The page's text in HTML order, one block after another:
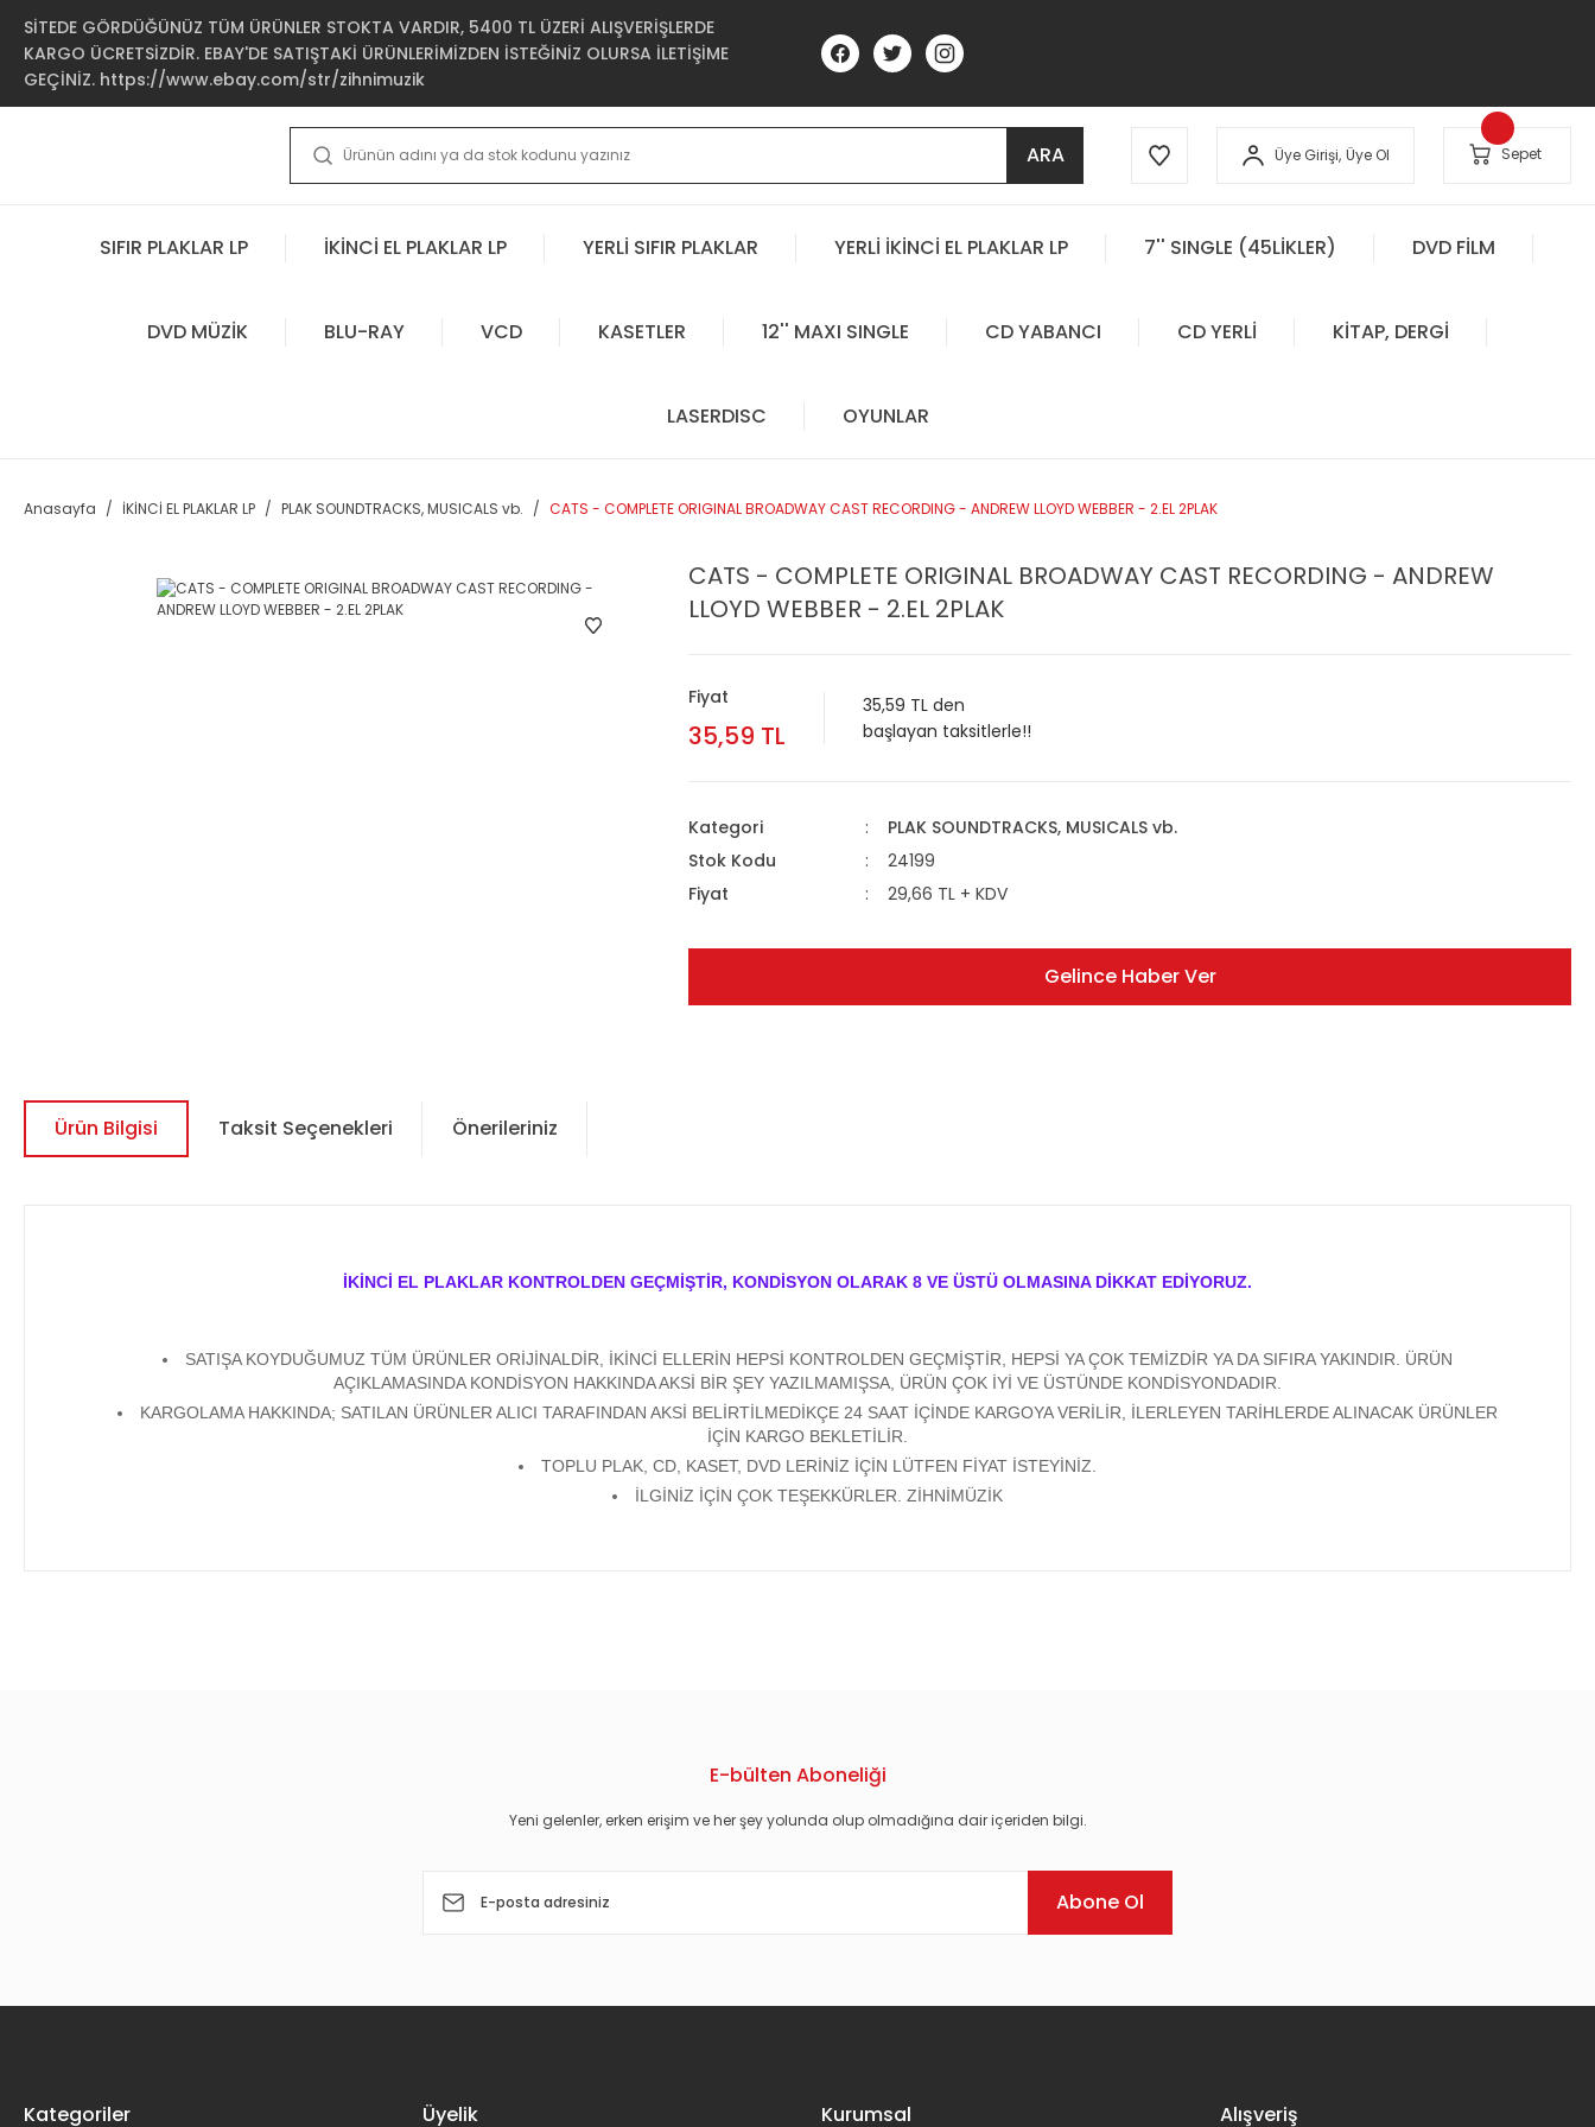
SİTEDE GÖRDÜĞÜNÜZ TÜM ÜRÜNLER STOKTA VARDIR, 5400 TL ÜZERİ ALIŞVERİŞLERDE
KARGO ÜCRETSİZDİR. EBAY'DE SATIŞTAKİ ÜRÜNLERİMİZDEN İSTEĞİNİZ OLURSA İLETİŞİME
GEÇİNİZ. https://www.ebay.com/str/zihnimuzik
ARA Üye Girişi, Üye Ol Sepet
SIFIR PLAKLAR LP İKİNCİ EL PLAKLAR LP YERLİ SIFIR PLAKLAR YERLİ İKİNCİ EL PLAKLAR LP 7'' SINGLE (45LİKLER) DVD FİLM
DVD MÜZİK BLU-RAY VCD KASETLER 12'' MAXI SINGLE CD YABANCI CD YERLİ KİTAP, DERGİ
LASERDISC OYUNLAR
Anasayfa İKİNCİ EL PLAKLAR LP PLAK SOUNDTRACKS, MUSICALS vb. CATS - COMPLETE ORIGINAL BROADWAY CAST RECORDING - ANDREW LLOYD WEBBER - 2.EL 2PLAK
CATS - COMPLETE ORIGINAL BROADWAY CAST RECORDING - ANDREW
LLOYD WEBBER - 2.EL 2PLAK
Fiyat
35,59 TL
35,59 TL den
başlayan taksitlerle!!
Kategori
PLAK SOUNDTRACKS, MUSICALS vb.
Stok Kodu
24199
Fiyat
29,66 TL + KDV
Gelince Haber Ver
Ürün Bilgisi Taksit Seçenekleri Önerileriniz
İKİNCİ EL PLAKLAR KONTROLDEN GEÇMİŞTİR, KONDİSYON OLARAK 8 VE ÜSTÜ OLMASINA DİKKAT EDİYORUZ.
SATIŞA KOYDUĞUMUZ TÜM ÜRÜNLER ORİJİNALDİR, İKİNCİ ELLERİN HEPSİ KONTROLDEN GEÇMİŞTİR, HEPSİ YA ÇOK TEMİZDİR YA DA SIFIRA YAKINDIR. ÜRÜN
AÇIKLAMASINDA KONDİSYON HAKKINDA AKSİ BİR ŞEY YAZILMAMIŞSA, ÜRÜN ÇOK İYİ VE ÜSTÜNDE KONDİSYONDADIR.
KARGOLAMA HAKKINDA; SATILAN ÜRÜNLER ALICI TARAFINDAN AKSİ BELİRTİLMEDİKÇE 24 SAAT İÇİNDE KARGOYA VERİLİR, İLERLEYEN TARİHLERDE ALINACAK ÜRÜNLER
İÇİN KARGO BEKLETİLİR.
TOPLU PLAK, CD, KASET, DVD LERİNİZ İÇİN LÜTFEN FİYAT İSTEYİNİZ.
İLGİNİZ İÇİN ÇOK TEŞEKKÜRLER. ZİHNİMÜZİK
E-bülten Aboneliği
Yeni gelenler, erken erişim ve her şey yolunda olup olmadığına dair içeriden bilgi.
Abone Ol
Kategoriler Üyelik Kurumsal Alışveriş